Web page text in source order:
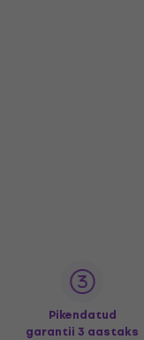
Pikendatud
garantii 3 aastaks